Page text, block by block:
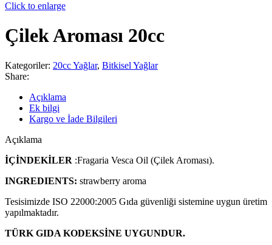
Click to enlarge
Çilek Aroması 20cc
Kategoriler: 20cc Yağlar, Bitkisel Yağlar
Share:
Açıklama
Ek bilgi
Kargo ve İade Bilgileri
Açıklama
İÇİNDEKİLER :Fragaria Vesca Oil (Çilek Aroması).
INGREDIENTS: strawberry aroma
Tesisimizde ISO 22000:2005 Gıda güvenliği sistemine uygun üretim
yapılmaktadır.
TÜRK GIDA KODEKSİNE UYGUNDUR.